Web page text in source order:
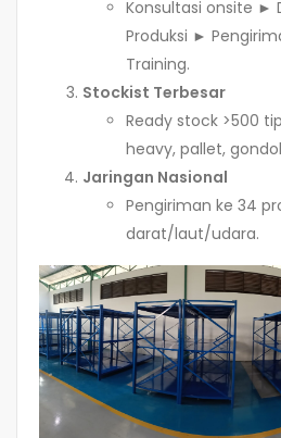
Konsultasi onsite ►
Produksi ►
Training.
Stockist Terbesar
Ready stock >500
heavy, pallet,
Jaringan Nasional
Pengiriman ke 34
darat/laut/udara.